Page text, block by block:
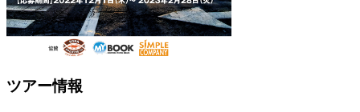
ツアー情報